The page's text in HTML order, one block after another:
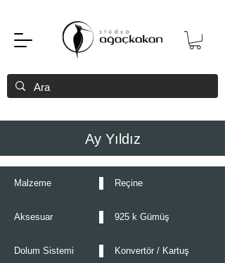
Ay Yıldız
Malzeme Reçine
Aksesuar 925 k Gümüş
Dolum Sistemi Konvertör / Kartuş